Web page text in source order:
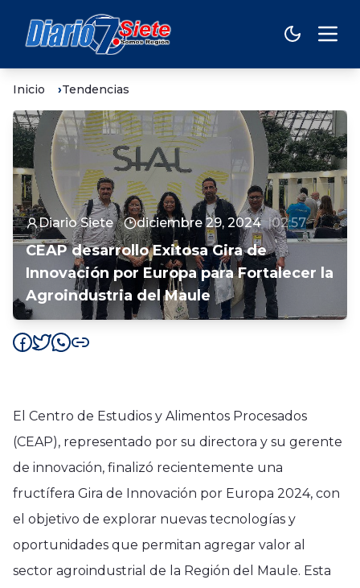
Inicio Tendencias
Diario Siete diciembre 29, 2024 02:57
CEAP desarrollo Exitosa Gira de
Innovación por Europa para Fortalecer la
Agroindustria del Maule
El Centro de Estudios y Alimentos Procesados
(CEAP), representado por su directora y su gerente
de innovación, finalizó recientemente una
fructífera Gira de Innovación por Europa 2024, con
el objetivo de explorar nuevas tecnologías y
oportunidades que permitan agregar valor al
sector agroindustrial de la Región del Maule. Esta